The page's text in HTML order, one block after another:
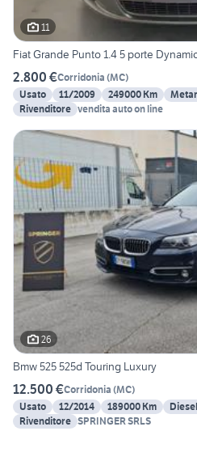
11
Fiat Grande Punto 1.4 5 porte
2.800 €Corridonia (MC)
Usato
11/2009 249000 Km
Rivenditore vendita auto on line
26
Bmw 525 525d Touring Luxury
12.500 €Corridonia (MC)
Usato
12/2014 189000 Km Diesel
Rivenditore SPRINGER SRLS